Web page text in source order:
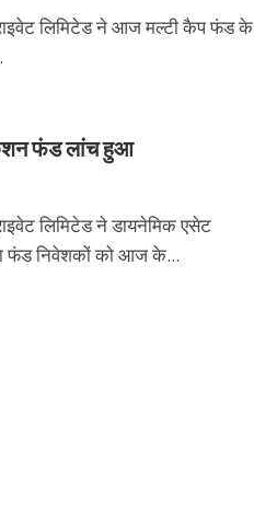
लिमिटेड ने आज मल्टी कैप फंड के
फंड लांच हुआ
लिमिटेड ने डायनेमिक एसेट
फंड निवेशकों को आज के...